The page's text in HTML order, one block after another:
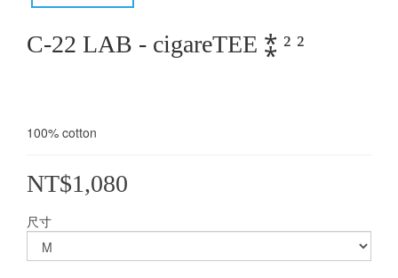
C-22 LAB - cigareTEE ⁑ ² ²
100% cotton
NT$1,080
尺寸